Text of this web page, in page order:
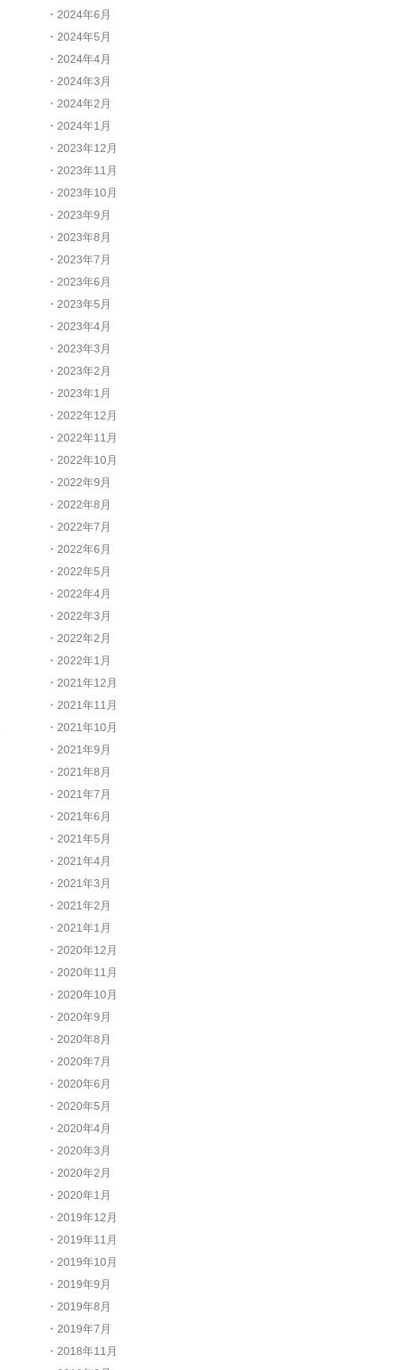
2024年6月
2024年5月
2024年4月
2024年3月
2024年2月
2024年1月
2023年12月
2023年11月
2023年10月
2023年9月
2023年8月
2023年7月
2023年6月
2023年5月
2023年4月
2023年3月
2023年2月
2023年1月
2022年12月
2022年11月
2022年10月
2022年9月
2022年8月
2022年7月
2022年6月
2022年5月
2022年4月
2022年3月
2022年2月
2022年1月
2021年12月
2021年11月
2021年10月
2021年9月
2021年8月
2021年7月
2021年6月
2021年5月
2021年4月
2021年3月
2021年2月
2021年1月
2020年12月
2020年11月
2020年10月
2020年9月
2020年8月
2020年7月
2020年6月
2020年5月
2020年4月
2020年3月
2020年2月
2020年1月
2019年12月
2019年11月
2019年10月
2019年9月
2019年8月
2019年7月
2018年11月